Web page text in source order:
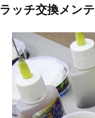
ラッチ交換メンテ